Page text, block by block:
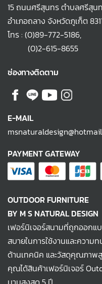
15 ถนนศรีสุนทร ตำบลศรีสุน
อำเภอถลาง จังหวัดภูเก็ต
โทร : (0)89-772-5186,
(0)2-615-8655
ช่องทางติดตาม
E-MAIL
PAYMENT GATEWAY
OUTDOOR FURNITURE
BY M S NATURAL DESIGN
เฟอร์นิเจอร์สนามที่ถูกออกแบ
สบายในการใช้งานและควา
ด้านเทคนิค และวัสดุคุณภาพ
คุณได้สินค้าเฟอร์นิเจอร์